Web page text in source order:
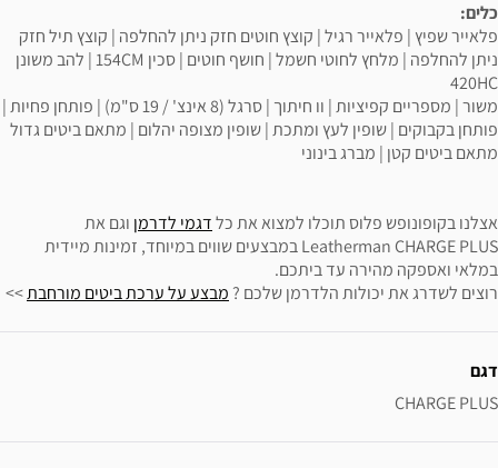
כלים:
פלאייר שפיץ | פלאייר רגיל | קוצץ חוטים חזק ניתן להחלפה | קוצץ תיל חזק
ניתן להחלפה | מלחץ לחוטי חשמל | חושף חוטים | סכין 154CM | להב משונן
420HC
משור | מספריים קפיציות | וו חיתוך | סרגל (8 אינצ' / 19 ס"מ) | פותחן פחיות |
פותחן בקבוקים | שופין לעץ ומתכת | שופין מצופה יהלום | מתאם ביטים גדול
מתאם ביטים קטן | מברג בינוני
אצלנו בקופונופש פלוס תוכלו למצוא את כלדגמי לדרמן וגם את
Leatherman CHARGE PLUS במבצעים שווים במיוחד, זמינות מיידית
במלאי ואספקה מהירה עד ביתכם.
רוצים לשדרג את יכולות הלדרמן שלכם ? מבצע על ערכת ביטים מורחבת>>
דגם
CHARGE PLUS